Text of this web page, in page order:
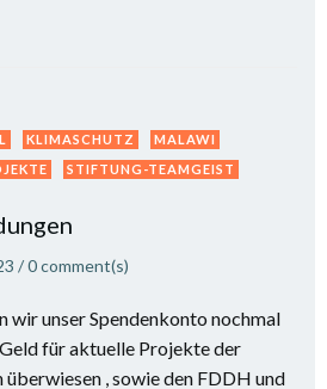
KLIMASCHUTZ
MALAWI
STIFTUNG-TEAMGEIST
/0comment(s)
wir unser Spendenkonto nochmal
für aktuelle Projekte der
, sowie den FDDH und